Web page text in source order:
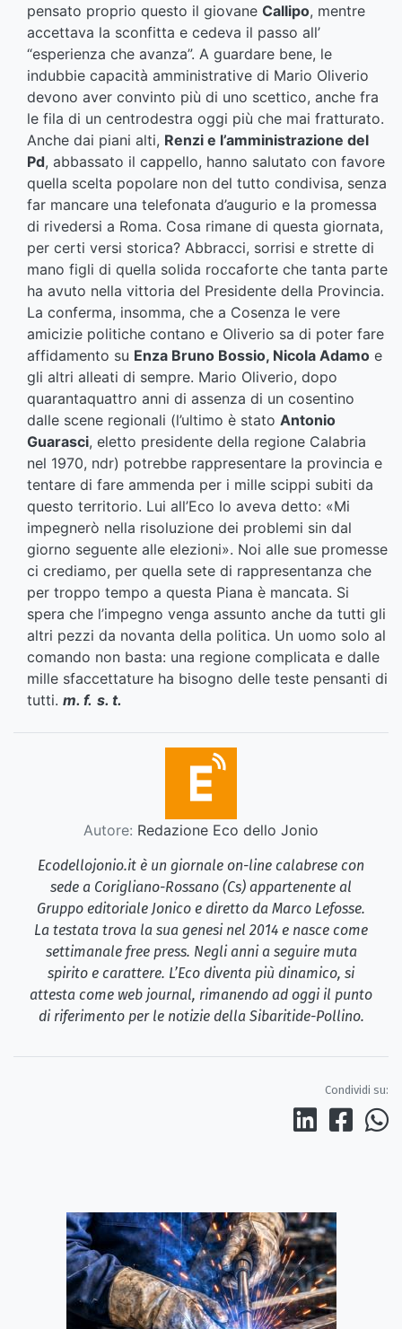
pensato proprio questo il giovane Callipo, mentre
accettava la sconfitta e cedeva il passo all’
“esperienza che avanza”. A guardare bene, le
indubbie capacità amministrative di Mario Oliverio
devono aver convinto più di uno scettico, anche fra
le fila di un centrodestra oggi più che mai fratturato.
Anche dai piani alti, Renzi e l’amministrazione del
Pd, abbassato il cappello, hanno salutato con favore
quella scelta popolare non del tutto condivisa, senza
far mancare una telefonata d’augurio e la promessa
di rivedersi a Roma. Cosa rimane di questa giornata,
per certi versi storica? Abbracci, sorrisi e strette di
mano figli di quella solida roccaforte che tanta parte
ha avuto nella vittoria del Presidente della Provincia.
La conferma, insomma, che a Cosenza le vere
amicizie politiche contano e Oliverio sa di poter fare
affidamento su Enza Bruno Bossio, Nicola Adamo e
gli altri alleati di sempre. Mario Oliverio, dopo
quarantaquattro anni di assenza di un cosentino
dalle scene regionali (l’ultimo è stato Antonio
Guarasci, eletto presidente della regione Calabria
nel 1970, ndr) potrebbe rappresentare la provincia e
tentare di fare ammenda per i mille scippi subiti da
questo territorio. Lui all’Eco lo aveva detto: «Mi
impegnerò nella risoluzione dei problemi sin dal
giorno seguente alle elezioni». Noi alle sue promesse
ci crediamo, per quella sete di rappresentanza che
per troppo tempo a questa Piana è mancata. Si
spera che l’impegno venga assunto anche da tutti gli
altri pezzi da novanta della politica. Un uomo solo al
comando non basta: una regione complicata e dalle
mille sfaccettature ha bisogno delle teste pensanti di
tutti. m. f. s. t.
Autore: Redazione Eco dello Jonio
Ecodellojonio.it è un giornale on-line calabrese con
sede a Corigliano-Rossano (Cs) appartenente al
Gruppo editoriale Jonico e diretto da Marco Lefosse.
La testata trova la sua genesi nel 2014 e nasce come
settimanale free press. Negli anni a seguire muta
spirito e carattere. L’Eco diventa più dinamico, si
attesta come web journal, rimanendo ad oggi il punto
di riferimento per le notizie della Sibaritide-Pollino.
Condividi su: